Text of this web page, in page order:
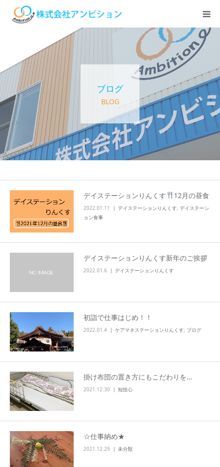
ブログ
BLOG
デイステーションりんくす 12月の昼食
2022.01.11 デイステーションりんくす, デイステーシ
ョン食事
デイステーションりんくす新年のご挨拶
2022.01.6 デイステーションりんくす
初詣で仕事はじめ！！
2022.01.4 ケアマネステーションりんくす, ブログ
掛け布団の置き方にもこだわりを…
2021.12.30 知技心
☆仕事納め★
2021.12.29 未分類
アンビションについて
サービス紹介
デイステーション
居宅介護・訪問介護
快護ラボ知技心
求人情報